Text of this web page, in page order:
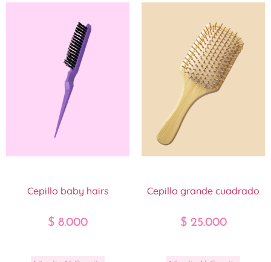
Cepillo baby hairs
$ 8.000
Cepillo grande cuadrado
$25.000